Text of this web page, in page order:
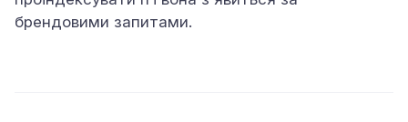
брендовими запитами.